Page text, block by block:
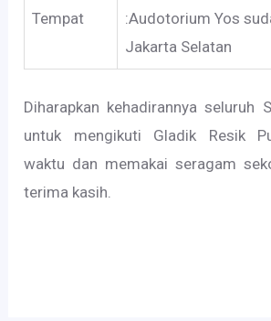
Tempat
:Audotorium Yos
Jakarta Selatan
Diharapkan kehadirannya seluruh
untuk mengikuti Gladik Resik
waktu dan memakai seragam
terima kasih.